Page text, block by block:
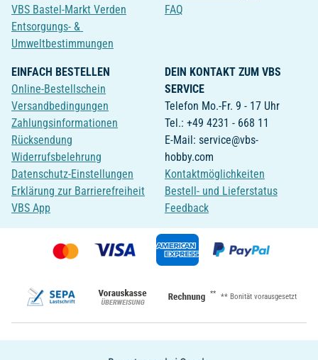
VBS Bastel-Markt Verden
Entsorgungs- &
Umweltbestimmungen
FAQ
EINFACH BESTELLEN
Online-Bestellschein
Versandbedingungen
Zahlungsinformationen
Rücksendung
Widerrufsbelehrung
Datenschutz-Einstellungen
Erklärung zur Barrierefreiheit
VBS App
DEIN KONTAKT ZUM VBS
SERVICE
Telefon Mo.-Fr. 9 - 17 Uhr
Tel.: +49 4231 - 668 11
E-Mail: service@vbs-
hobby.com
Kontaktmöglichkeiten
Bestell- und Lieferstatus
Feedback
** ** Bonität vorausgesetzt